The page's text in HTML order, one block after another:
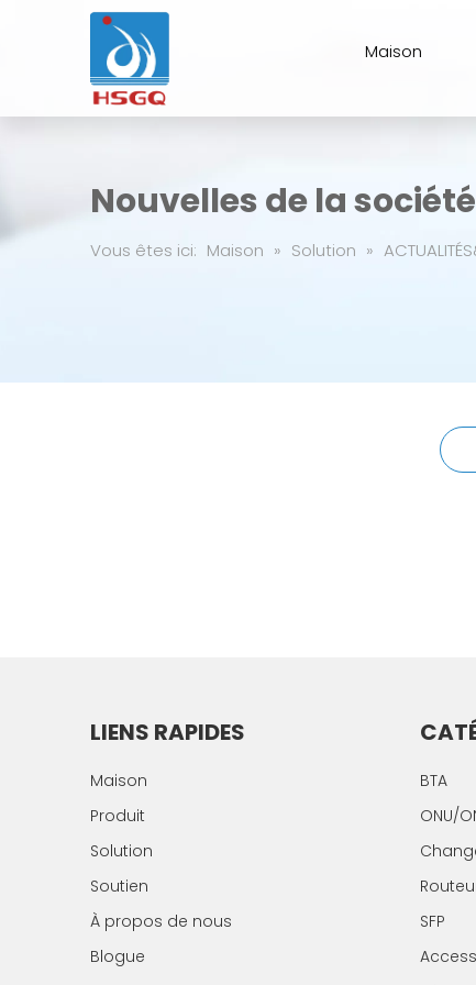
Maison
Nouvelles de la société
Vous êtes ici: Maison » Solution »
LIENS RAPIDES
Maison
Produit
Solution
Soutien
À propos de nous
Blogue
BTA
ONU/
SFP